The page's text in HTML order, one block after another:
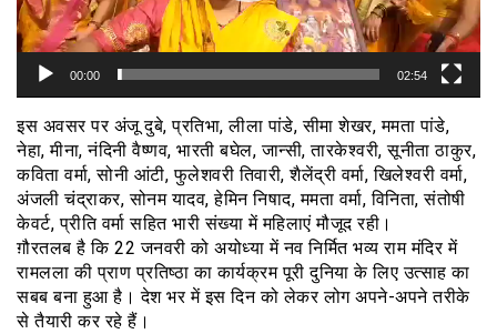
00:00 02:54
इस अवसर पर अंजू दुबे, प्रतिभा, लीला पांडे, सीमा शेखर, ममता पांडे,
नेहा, मीना, नंदिनी वैष्णव, भारती बघेल, जान्सी, तारकेश्वरी, सूनीता ठाकुर,
कविता वर्मा, सोनी आंटी, फुलेशवरी तिवारी, शैलेंद्री वर्मा, खिलेश्वरी वर्मा,
अंजली चंद्राकर, सोनम यादव, हेमिन निषाद, ममता वर्मा, विनिता, संतोषी
केवर्ट, प्रीति वर्मा सहित भारी संख्या में महिलाएं मौजूद रही।
ग़ौरतलब है कि 22 जनवरी को अयोध्या में नव निर्मित भव्य राम मंदिर में
रामलला की प्राण प्रतिष्ठा का कार्यक्रम पूरी दुनिया के लिए उत्साह का
सबब बना हुआ है। देश भर में इस दिन को लेकर लोग अपने-अपने तरीके
से तैयारी कर रहे हैं।